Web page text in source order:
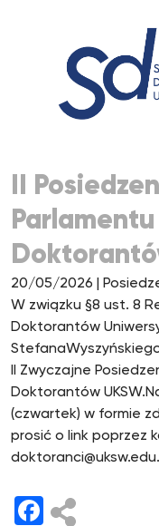
II
20/05/2026 |
W związku §8 ust. 8
Doktorantów
II Zwyczajne
Doktorantów
(czwartek) w formie
prosić o link poprzez
Facebook